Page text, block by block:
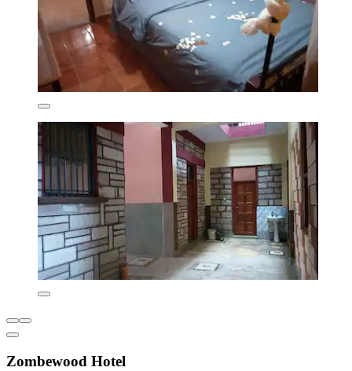
Zombewood Hotel